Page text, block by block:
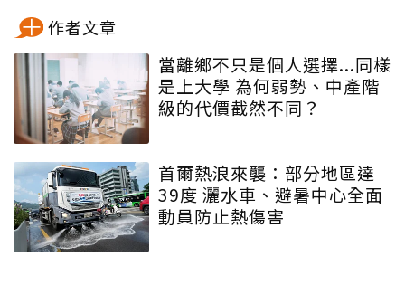
作者文章
當離鄉不只是個人選擇...同樣
是上大學 為何弱勢、中產階
級的代價截然不同？
首爾熱浪來襲：部分地區達
39度 灑水車、避暑中心全面
動員防止熱傷害